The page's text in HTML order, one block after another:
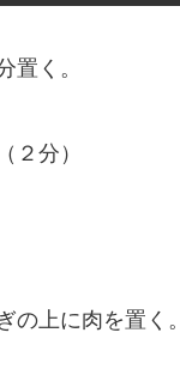
置く。
２分）
の上に肉を置く